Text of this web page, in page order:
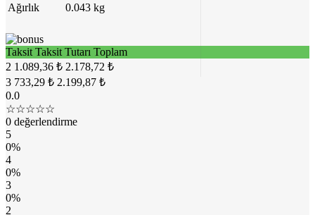
Ağırlık
0.043 kg
Taksit Taksit Tutarı Toplam
2 1.089,36 ₺ 2.178,72 ₺
3 733,29 ₺ 2.199,87 ₺
0.0
☆☆☆☆☆
0 değerlendirme
5
0%
4
0%
3
0%
2